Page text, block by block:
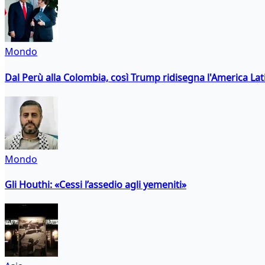
Mondo
Dal Perù alla Colombia, così Trump ridisegna l'America
Mondo
Gli Houthi: «Cessi l’assedio agli yemeniti»